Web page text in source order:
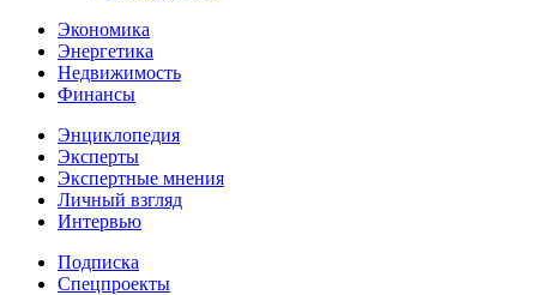
Экономика
Энергетика
Недвижимость
Финансы
Энциклопедия
Эксперты
Экспертные мнения
Личный взгляд
Интервью
Подписка
Спецпроекты